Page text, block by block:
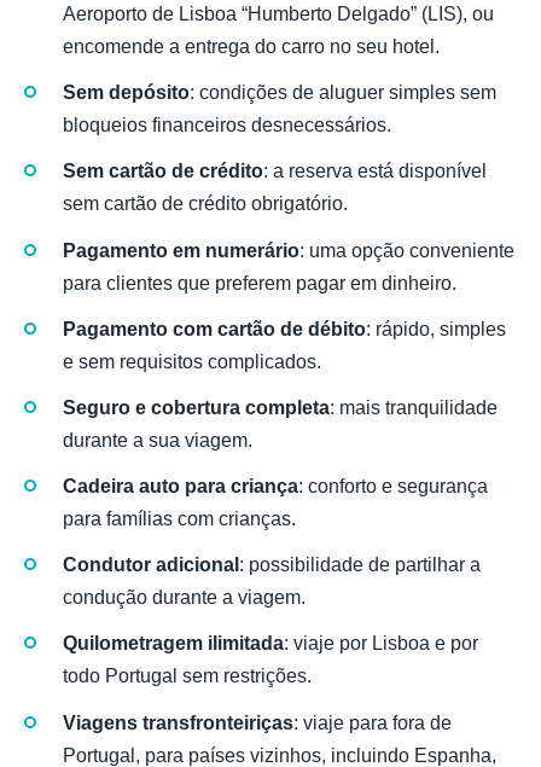
Aeroporto de Lisboa “Humberto Delgado” (LIS), ou
encomende a entrega do carro no seu hotel.
Sem depósito: condições de aluguer simples sem
bloqueios financeiros desnecessários.
Sem cartão de crédito: a reserva está disponível
sem cartão de crédito obrigatório.
Pagamento em numerário: uma opção conveniente
para clientes que preferem pagar em dinheiro.
Pagamento com cartão de débito: rápido, simples
e sem requisitos complicados.
Seguro e cobertura completa: mais tranquilidade
durante a sua viagem.
Cadeira auto para criança: conforto e segurança
para famílias com crianças.
Condutor adicional : possibilidade de partilhar a
condução durante a viagem.
Quilometragem ilimitada: viaje por Lisboa e por
todo Portugal sem restrições.
Viagens transfronteiriças: viaje para fora de
Portugal, para países vizinhos, incluindo Espanha,